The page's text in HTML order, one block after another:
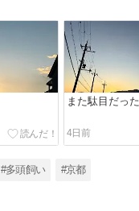
また駄目だっ
4日前
#多頭飼い #京都